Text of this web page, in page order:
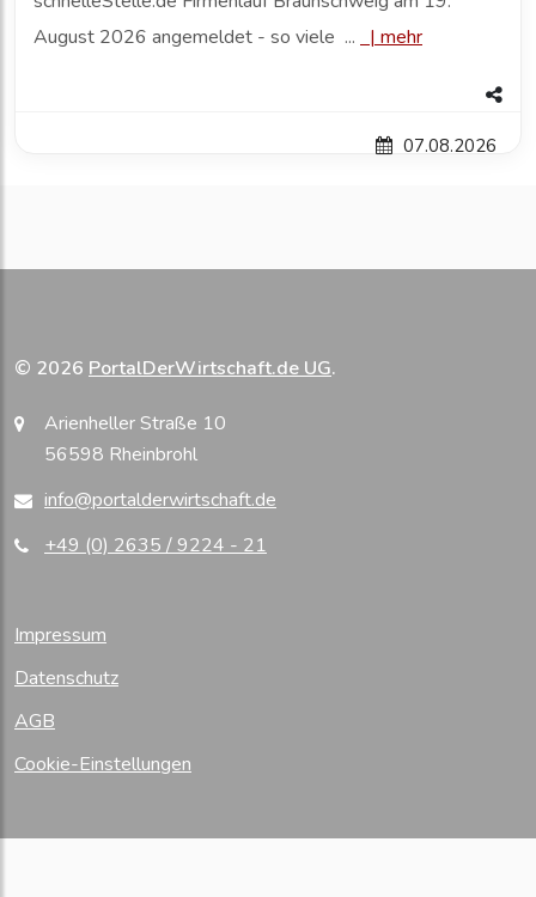
August 2026 angemeldet - so viele ...
| mehr
07.08.2026
© 2026 PortalDerWirtschaft.de UG.
Arienheller Straße 10
56598 Rheinbrohl
info@portalderwirtschaft.de
+49 (0) 2635 / 9224 - 21
Impressum
Datenschutz
AGB
Cookie-Einstellungen